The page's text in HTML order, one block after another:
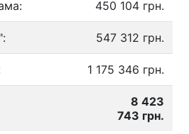
450 104 грн.
547 312 грн.
1 175 346 грн.
8 423
743 грн.